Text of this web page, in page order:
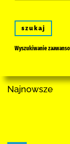
szukaj
Wyszukiwanie
Najnowsze